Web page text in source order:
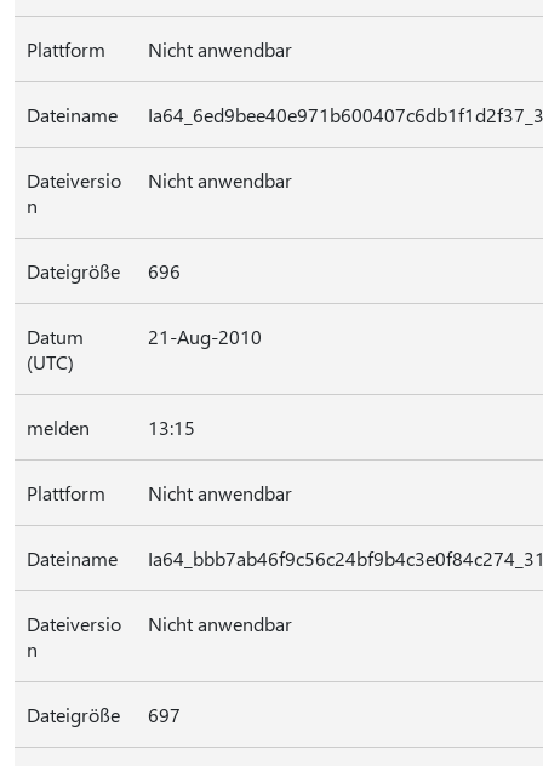
Plattform Nicht anwendbar
Dateiname
Dateiversio
n
Nicht anwendbar
Dateigröße 696
Datum
(UTC)
21-Aug-2010
melden 13:15
Plattform Nicht anwendbar
Dateiname
Dateiversio
n
Nicht anwendbar
Dateigröße 697